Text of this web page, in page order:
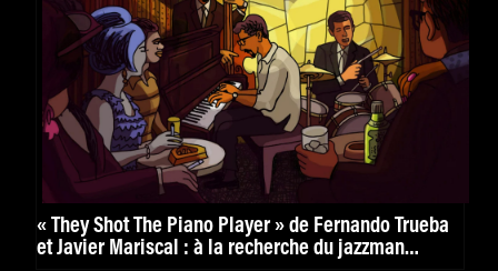
« They Shot The Piano Player » de Fernando Trueba
et Javier Mariscal : à la recherche du jazzman